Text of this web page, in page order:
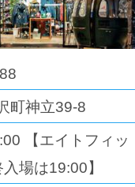
町神立39-8
【エイトフィ
場は19:00】